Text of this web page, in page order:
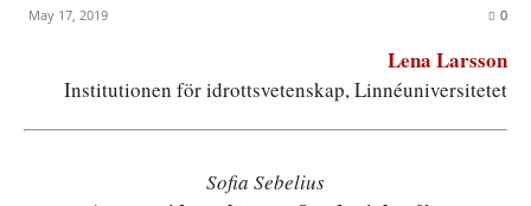
May 17, 2019 0
Lena Larsson
Institutionen för idrottsvetenskap, Linnéuniversitetet
Sofia Sebelius